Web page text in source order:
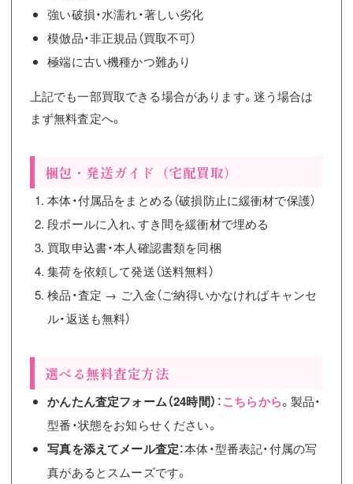
強い破損・水濡れ・著しい劣化
模倣品・非正規品（買取不可）
極端に古い機種かつ難あり
上記でも一部買取できる場合があります。迷う場合は
まず無料査定へ。
梱包・発送ガイド（宅配買取）
本体・付属品をまとめる（破損防止に緩衝材で保護）
段ボールに入れ、すき間を緩衝材で埋める
買取申込書・本人確認書類を同梱
集荷を依頼して発送（送料無料）
検品・査定 → ご入金（ご納得いかなければキャンセ
ル・返送も無料）
選べる無料査定方法
かんたん査定フォーム（24時間） ：こちらから。製品・
型番・状態をお知らせください。
写真を添えてメール査定：本体・型番表記・付属の写
真があるとスムーズです。